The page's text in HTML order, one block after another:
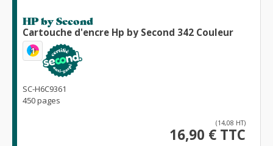
HP by Second
Cartouche d'encre Hp by Second 342 Couleur
1
SC-H6C9361
450 pages
(14,08 HT)
16,90 € TTC